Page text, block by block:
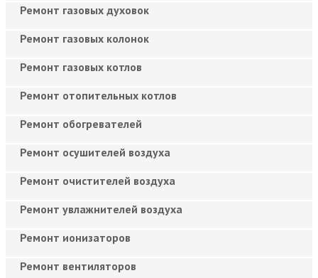
Ремонт газовых духовок
Ремонт газовых колонок
Ремонт газовых котлов
Ремонт отопительных котлов
Ремонт обогревателей
Ремонт осушителей воздуха
Ремонт очистителей воздуха
Ремонт увлажнителей воздуха
Ремонт ионизаторов
Ремонт вентиляторов